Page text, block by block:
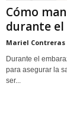
Cómo
durante el
Mariel Contreras
Durante el
para asegurar la
ser...